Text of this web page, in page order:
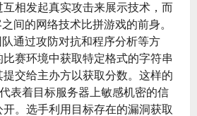
相发起真实攻击来展示技术，而
间的网络技术比拼游戏的前身。
通过攻防对抗和程序分析等方
赛环境中获取特定格式的字符串
交给主办方以获取分数。这样的
表着目标服务器上敏感机密的信
。选手利用目标存在的漏洞获取